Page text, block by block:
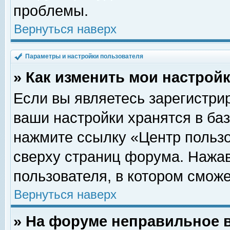
проблемы.
Вернуться наверх
Параметры и настройки пользователя
» Как изменить мои
Если вы являетесь
ваши настройки хранятся в
нажмите ссылку «Центр
сверху страниц форума.
пользователя, в котором
Вернуться наверх
» На форуме неправильное